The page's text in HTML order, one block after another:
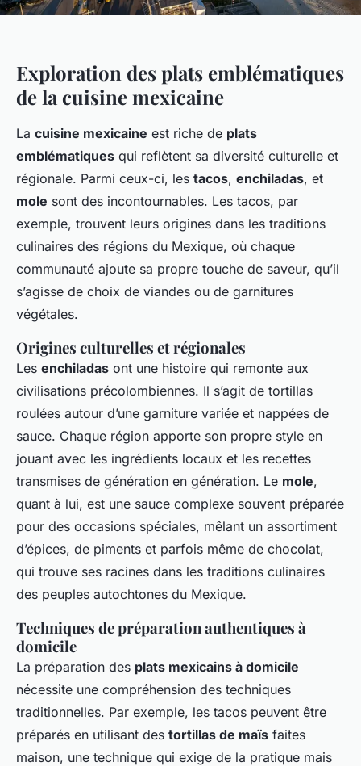
Exploration des plats emblématiques
de la cuisine mexicaine
La cuisine mexicaine est riche de plats
emblématiques qui reflètent sa diversité culturelle et
régionale. Parmi ceux-ci, les tacos, enchiladas, et
mole sont des incontournables. Les tacos, par
exemple, trouvent leurs origines dans les traditions
culinaires des régions du Mexique, où chaque
communauté ajoute sa propre touche de saveur, qu’il
s’agisse de choix de viandes ou de garnitures
végétales.
Origines culturelles et régionales
Les enchiladas ont une histoire qui remonte aux
civilisations précolombiennes. Il s’agit de tortillas
roulées autour d’une garniture variée et nappées de
sauce. Chaque région apporte son propre style en
jouant avec les ingrédients locaux et les recettes
transmises de génération en génération. Le mole,
quant à lui, est une sauce complexe souvent préparée
pour des occasions spéciales, mêlant un assortiment
d’épices, de piments et parfois même de chocolat,
qui trouve ses racines dans les traditions culinaires
des peuples autochtones du Mexique.
Techniques de préparation authentiques à
domicile
La préparation des plats mexicains à domicile
nécessite une compréhension des techniques
traditionnelles. Par exemple, les tacos peuvent être
préparés en utilisant des tortillas de maïs faites
maison, une technique qui exige de la pratique mais